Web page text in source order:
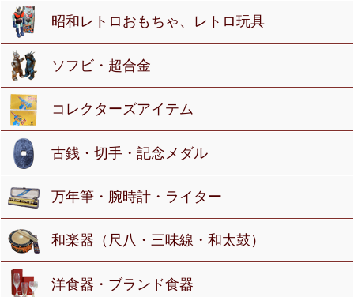
昭和レトロおもちゃ、レトロ玩具
ソフビ・超合金
コレクターズアイテム
古銭・切手・記念メダル
万年筆・腕時計・ライター
和楽器（尺八・三味線・和太鼓）
洋食器・ブランド食器